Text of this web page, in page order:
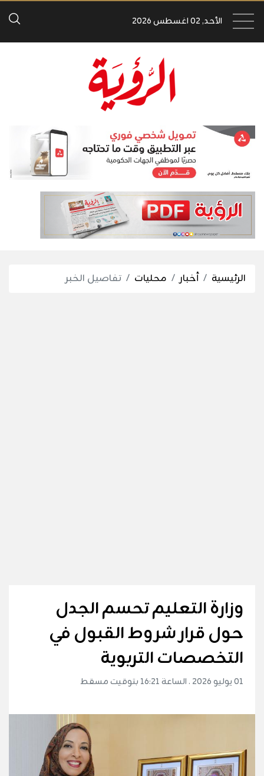
الأحد, 02 اغسطس 2026
الرئيسية أخبار محليات تفاصيل الخبر
وزارة التعليم تحسم الجدل
حول قرار شروط القبول في
التخصصات التربوية
01 يوليو 2026 . الساعة 16:21 بتوقيت مسقط